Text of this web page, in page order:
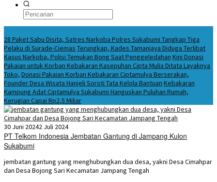
28 Paket Sabu Disita, Satres Narkoba Polres Sukabumi Tangkap Tiga
Pelaku di Surade-Ciemas Terungkap, Kades Tamanjaya Diduga Terlibat
Kasus Narkoba, Polisi Temukan Bong Saat Penggeledahan Kini Donasi
Pakaian untuk Korban Kebakaran Kasepuhan Cipta Mulia Ditata Layaknya
Toko, Donasi Pakaian Korban Kebakaran Ciptamulya Berserakan,
Founder Desa Wisata Hanjeli Soroti Tata Kelola Bantuan Kebakaran
Kampung Adat Ciptamulya Sukabumi Hanguskan Puluhan Rumah,
Kerugian Capai Rp2,5 Miliar
30 Juni 20242 Juli 2024
PT Telkom Indonesia Jembatan Gantung di Jampang Kulon
Sukabumi
jembatan gantung yang menghubungkan dua desa, yakni Desa Cimahpar
dan Desa Bojong Sari Kecamatan Jampang Tengah